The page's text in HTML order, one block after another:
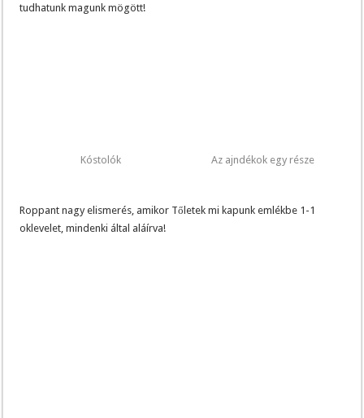
tudhatunk magunk mögött!
Kóstolók Az ajndékok egy része
Roppant nagy elismerés, amikor Tőletek mi kapunk emlékbe 1-1
oklevelet, mindenki által aláírva!